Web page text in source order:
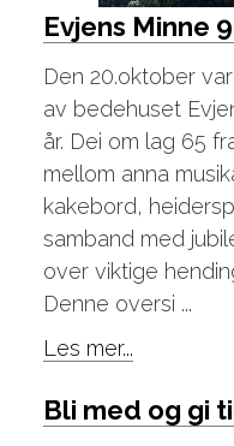
Evjens Minne
Den 20.oktober
av bedehuset
år. Dei om lag 65
mellom anna
kakebord,
samband med
over viktige
Denne oversi ...
Les mer...
Bli med og gi